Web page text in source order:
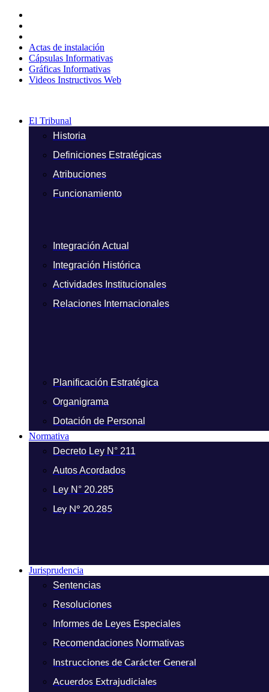
contenido
Actas de instalación
Cápsulas Informativas
Gráficas Informativas
Videos Instructivos Web
El Tribunal
Historia
Definiciones Estratégicas
Atribuciones
Funcionamiento
Integración Actual
Integración Histórica
Actividades Institucionales
Relaciones Internacionales
Planificación Estratégica
Organigrama
Dotación de Personal
Normativa
Decreto Ley N° 211
Autos Acordados
Ley N° 20.285
Ley N° 20.285
Jurisprudencia
Sentencias
Resoluciones
Informes de Leyes Especiales
Recomendaciones Normativas
Instrucciones de Carácter General
Acuerdos Extrajudiciales